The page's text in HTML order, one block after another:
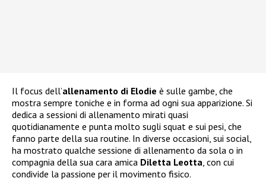
Il focus dell’allenamento di Elodie è sulle gambe, che
mostra sempre toniche e in forma ad ogni sua apparizione. Si
dedica a sessioni di allenamento mirati quasi
quotidianamente e punta molto sugli squat e sui pesi, che
fanno parte della sua routine. In diverse occasioni, sui social,
ha mostrato qualche sessione di allenamento da sola o in
compagnia della sua cara amica Diletta Leotta, con cui
condivide la passione per il movimento fisico.